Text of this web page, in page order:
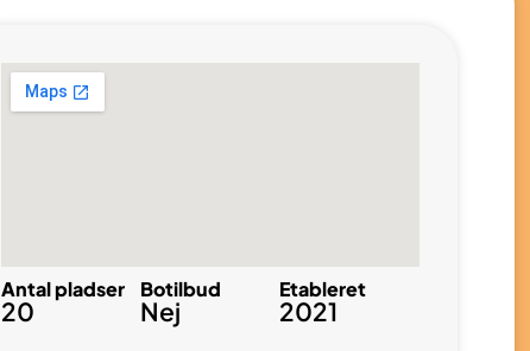
Antal pladser Botilbud Etableret
20 Nej 2021